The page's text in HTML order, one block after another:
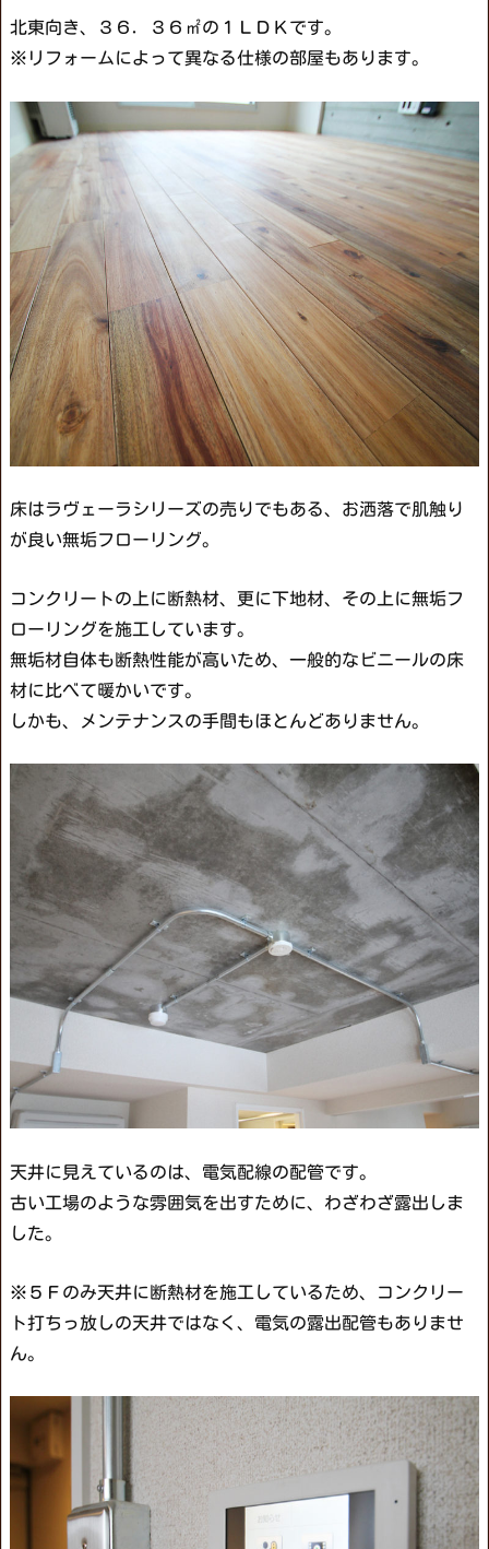
北東向き、３６．３６㎡の１ＬＤＫです。
※リフォームによって異なる仕様の部屋もあります。
床はラヴェーラシリーズの売りでもある、お洒落で肌触り
が良い無垢フローリング。
コンクリートの上に断熱材、更に下地材、その上に無垢フ
ローリングを施工しています。
無垢材自体も断熱性能が高いため、一般的なビニールの床
材に比べて暖かいです。
しかも、メンテナンスの手間もほとんどありません。
天井に見えているのは、電気配線の配管です。
古い工場のような雰囲気を出すために、わざわざ露出しま
した。
※５Ｆのみ天井に断熱材を施工しているため、コンクリー
ト打ちっ放しの天井ではなく、電気の露出配管もありませ
ん。